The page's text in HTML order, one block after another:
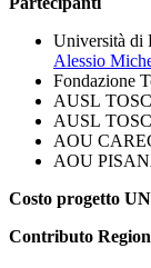
Università di
Alessio
Fondazione
AUSL
AUSL
AOU
AOU
Costo progetto
Contributo